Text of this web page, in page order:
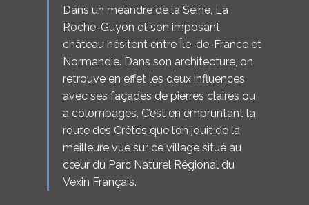
Dans un méandre de la Seine, La
Roche-Guyon et son imposant
château hésitent entre Île-de-France et
Normandie. Dans son architecture, on
retrouve en effet les deux influences
avec ses façades de pierres claires ou
à colombages. C’est en empruntant la
route des Crêtes que l’on jouit de la
meilleure vue sur ce village situé au
cœur du Parc Naturel Régional du
Vexin Français.